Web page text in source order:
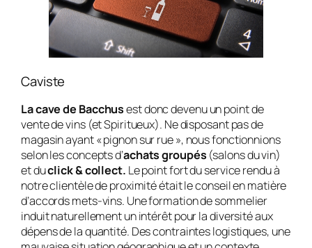
Caviste
La cave de Bacchusest donc devenu un point de
vente de vins (et Spiritueux). Ne disposant pas de
magasin ayant « pignon sur rue », nous fonctionnions
selon les concepts d’achats groupés (salons du vin)
et duclick & collect. Le point fort du service rendu à
notre clientèle de proximité était le conseil en matière
d’accords mets-vins. Une formation de sommelier
induit naturellement un intérêt pour la diversité aux
dépens de la quantité. Des contraintes logistiques, une